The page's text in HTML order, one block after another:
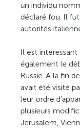
un individu
déclaré fou. Il
autorités
Il est
également le
Russie. A la fin
avait été visité
leur ordre
plusieurs
Jerusalem,